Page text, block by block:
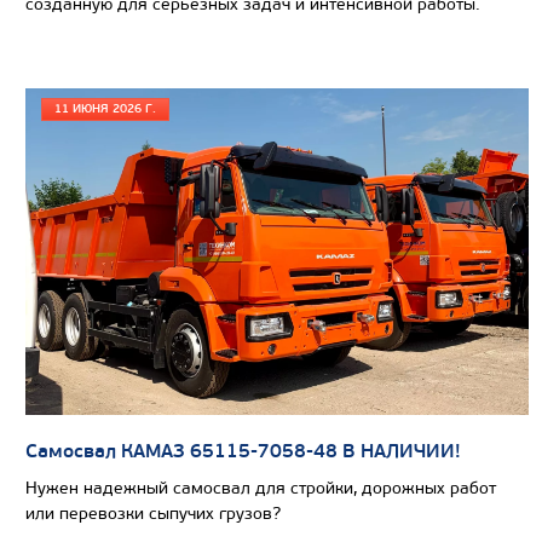
Цена по запросу
Производитель
Экологический класс
Грузоподъемность, кг
Вместимость кузова, м3
Направление разгрузки
Колесная формула
созданную для серьезных задач и интенсивной работы.
11 ИЮНЯ 2026 Г.
Самосвал КАМАЗ 65115-7058-48 В НАЛИЧИИ!
Нужен надежный самосвал для стройки, дорожных работ
или перевозки сыпучих грузов?